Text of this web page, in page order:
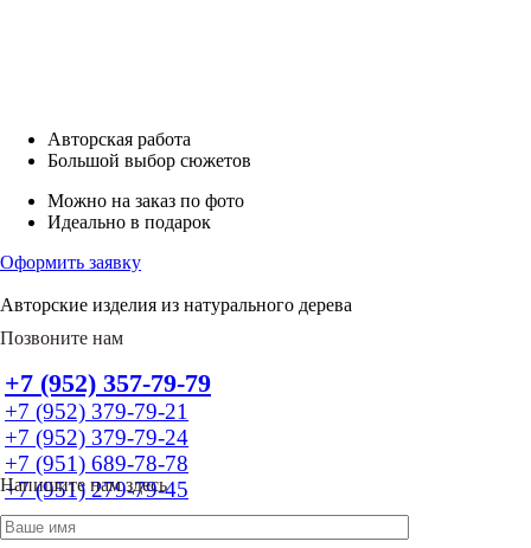
Авторская работа
Большой выбор сюжетов
Можно на заказ по фото
Идеально в подарок
Оформить заявку
Авторские изделия из натурального дерева
Позвоните нам
+7 (952) 357-79-79
+7 (952) 379-79-21
+7 (952) 379-79-24
+7 (951) 689-78-78
+7 (951) 279-79-45
Напишите нам здесь